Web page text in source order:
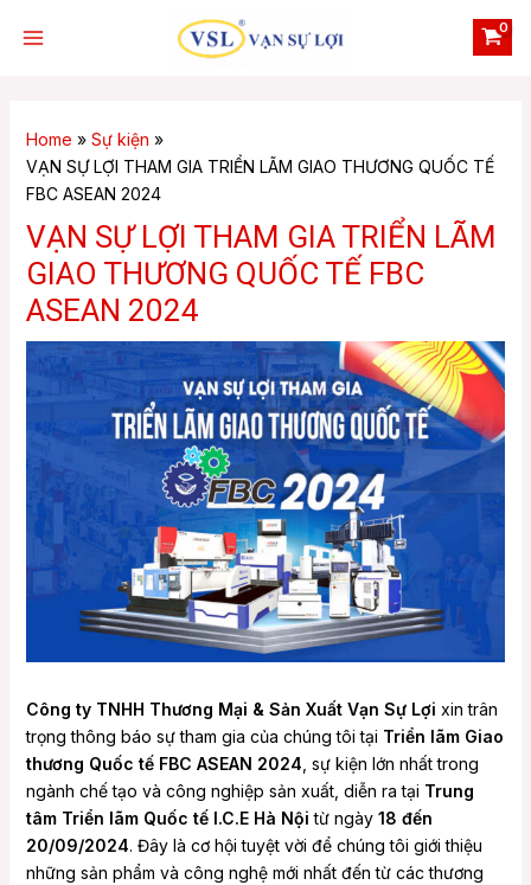
Home
Sự kiện
VẠN SỰ LỢI THAM GIA TRIỂN LÃM GIAO THƯƠNG QUỐC TẾ
FBC ASEAN 2024
VẠN SỰ LỢI THAM GIA TRIỂN LÃM
GIAO THƯƠNG QUỐC TẾ FBC
ASEAN 2024
Công ty TNHH Thương Mại & Sản Xuất Vạn Sự Lợi xin trân
trọng thông báo sự tham gia của chúng tôi tại Triển lãm Giao
thương Quốc tế FBC ASEAN 2024 , sự kiện lớn nhất trong
ngành chế tạo và công nghiệp sản xuất, diễn ra tại Trung
tâm Triển lãm Quốc tế I.C.E Hà Nội từ ngày 18 đến
20/09/2024. Đây là cơ hội tuyệt vời để chúng tôi giới thiệu
những sản phẩm và công nghệ mới nhất đến từ các thương